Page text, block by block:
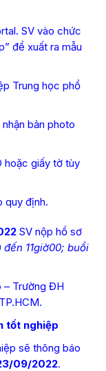
SV vào chức
để xuất ra mẫu
Trung học phổ
bản photo
hoặc giấy tờ tùy
quy định.
SV nộp hồ sơ
đến 11giờ00; buổi
– Trường ĐH
tốt nghiệp
sẽ thông báo
09/2022.